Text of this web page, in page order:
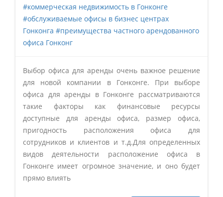
#коммерческая недвижимость в Гонконге
#обслуживаемые офисы в бизнес центрах
Гонконга #преимущества частного арендованного
офиса Гонконг
Выбор офиса для аренды очень важное решение
для новой компании в Гонконге. При выборе
офиса для аренды в Гонконге рассматриваются
такие факторы как финансовые ресурсы
доступные для аренды офиса, размер офиса,
пригодность расположения офиса для
сотрудников и клиентов и т.д.Для определенных
видов деятельности расположение офиса в
Гонконге имеет огромное значение, и оно будет
прямо влиять